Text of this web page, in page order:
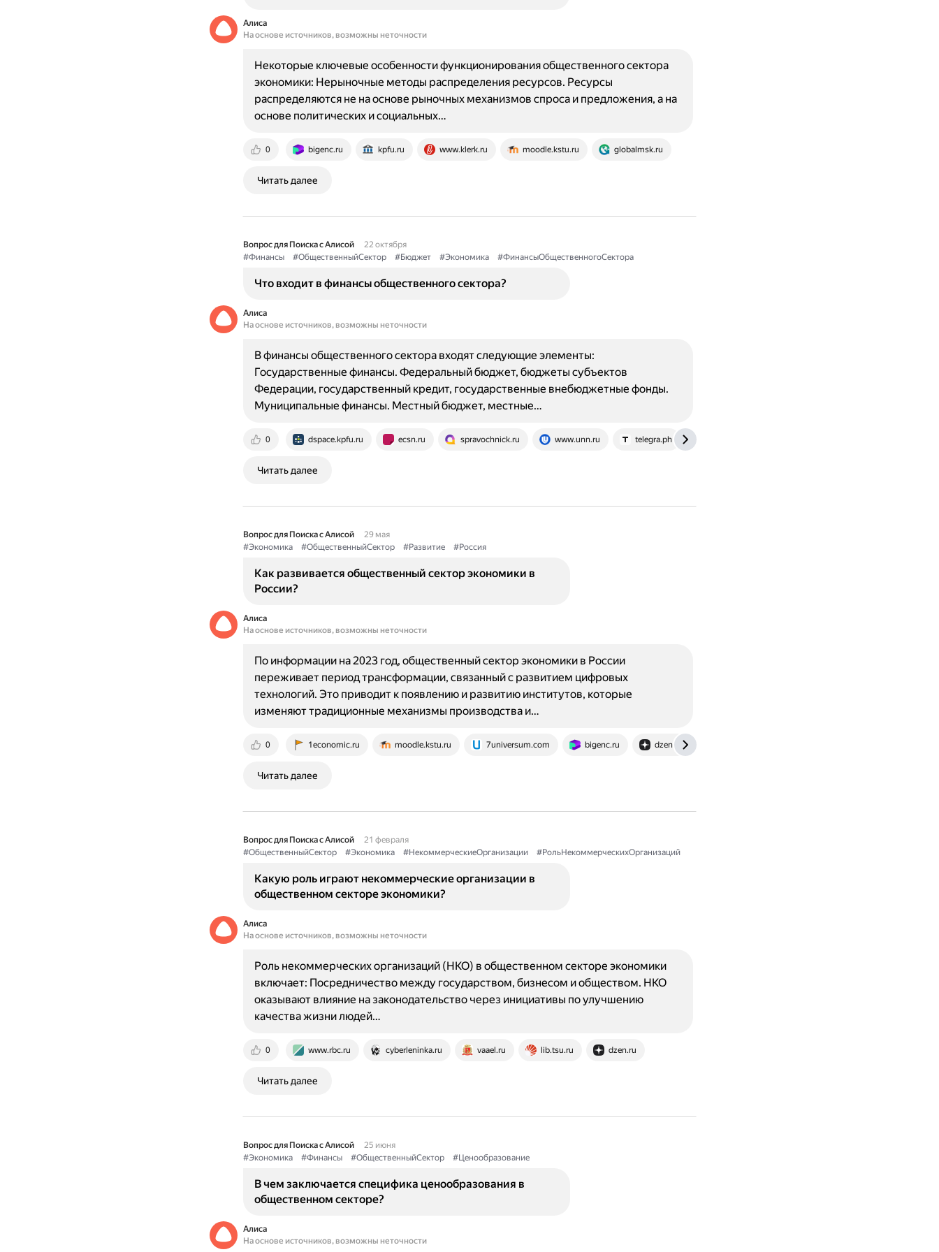
Алиса
На основе источников, возможны неточности
0 bigenc.ru kpfu.ru www.klerk.ru moodle.kstu.ru globalmsk.ru
Некоторые ключевые особенности функционирования общественного сектора
экономики: Нерыночные методы распределения ресурсов. Ресурсы
распределяются не на основе рыночных механизмов спроса и предложения, а на
основе политических и социальных…
Читать далее
Вопрос для Поиска с Алисой
22 октября
#Финансы
#ОбщественныйСектор #Бюджет #Экономика #ФинансыОбщественногоСектора
Что входит в финансы общественного сектора?
Алиса
На основе источников, возможны неточности
0 dspace.kpfu.ru ecsn.ru spravochnick.ru www.unn.ru telegra.ph
В финансы общественного сектора входят следующие элементы:
Государственные финансы. Федеральный бюджет, бюджеты субъектов
Федерации, государственный кредит, государственные внебюджетные фонды.
Муниципальные финансы. Местный бюджет, местные…
Читать далее
Вопрос для Поиска с Алисой
29 мая
#Экономика
#ОбщественныйСектор #Развитие #Россия
Как развивается общественный сектор экономики в
России?
Алиса
На основе источников, возможны неточности
0 1economic.ru moodle.kstu.ru 7universum.com bigenc.ru dzen.ru
По информации на 2023 год, общественный сектор экономики в России
переживает период трансформации, связанный с развитием цифровых
технологий. Это приводит к появлению и развитию институтов, которые
изменяют традиционные механизмы производства и…
Читать далее
Вопрос для Поиска с Алисой
21 февраля
#ОбщественныйСектор
#Экономика #НекоммерческиеОрганизации #РольНекоммерческихОрганизаций
Какую роль играют некоммерческие организации в
общественном секторе экономики?
Алиса
На основе источников, возможны неточности
0 www.rbc.ru cyberleninka.ru vaael.ru lib.tsu.ru dzen.ru
Роль некоммерческих организаций (НКО) в общественном секторе экономики
включает: Посредничество между государством, бизнесом и обществом. НКО
оказывают влияние на законодательство через инициативы по улучшению
качества жизни людей…
Читать далее
Вопрос для Поиска с Алисой
25 июня
#Экономика
#Финансы #ОбщественныйСектор #Ценообразование
В чем заключается специфика ценообразования в
общественном секторе?
Алиса
На основе источников, возможны неточности